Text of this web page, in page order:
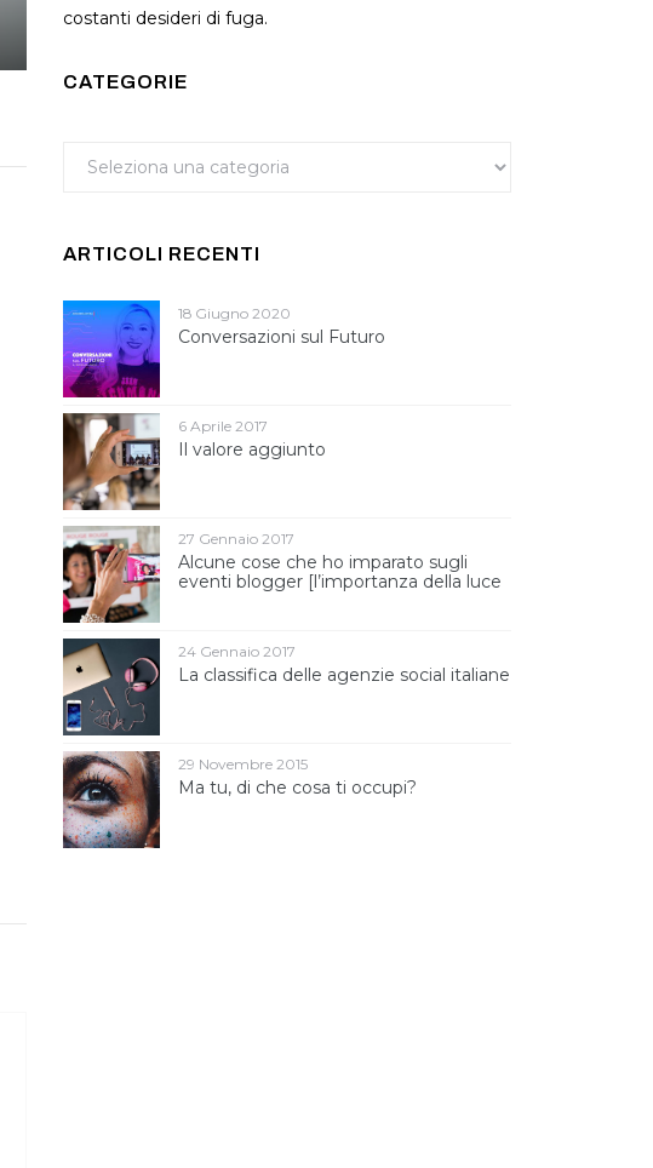
costanti desideri di fuga.
CATEGORIE
ARTICOLI RECENTI
Conversazioni sul Futuro
18 Giugno 2020
Il valore aggiunto
6 Aprile 2017
Alcune cose che ho imparato sugli
eventi blogger [l’importanza della luce
27 Gennaio 2017
La classifica delle agenzie social italiane
24 Gennaio 2017
Ma tu, di che cosa ti occupi?
29 Novembre 2015